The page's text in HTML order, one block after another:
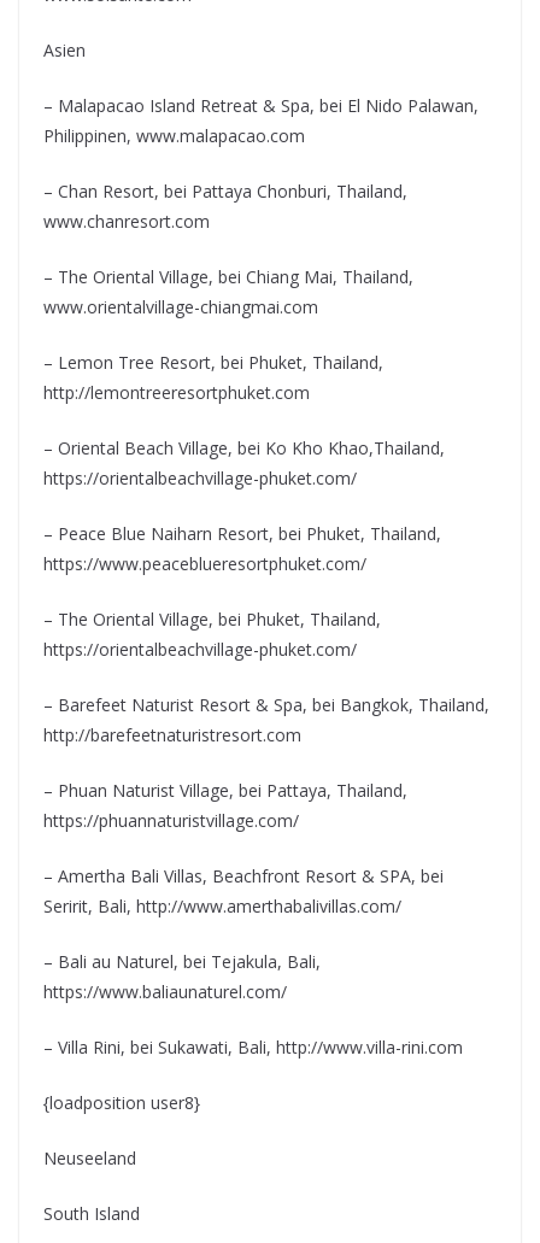
Asien
– Malapacao Island Retreat & Spa, bei El Nido Palawan,
Philippinen, www.malapacao.com
– Chan Resort, bei Pattaya Chonburi, Thailand,
www.chanresort.com
– The Oriental Village, bei Chiang Mai, Thailand,
www.orientalvillage-chiangmai.com
– Lemon Tree Resort, bei Phuket, Thailand,
http://lemontreeresortphuket.com
– Oriental Beach Village, bei Ko Kho Khao,Thailand,
https://orientalbeachvillage-phuket.com/
– Peace Blue Naiharn Resort, bei Phuket, Thailand,
https://www.peaceblueresortphuket.com/
– The Oriental Village, bei Phuket, Thailand,
https://orientalbeachvillage-phuket.com/
– Barefeet Naturist Resort & Spa, bei Bangkok, Thailand,
http://barefeetnaturistresort.com
– Phuan Naturist Village, bei Pattaya, Thailand,
https://phuannaturistvillage.com/
– Amertha Bali Villas, Beachfront Resort & SPA, bei
Seririt, Bali, http://www.amerthabalivillas.com/
– Bali au Naturel, bei Tejakula, Bali,
https://www.baliaunaturel.com/
– Villa Rini, bei Sukawati, Bali, http://www.villa-rini.com
{loadposition user8}
Neuseeland
South Island